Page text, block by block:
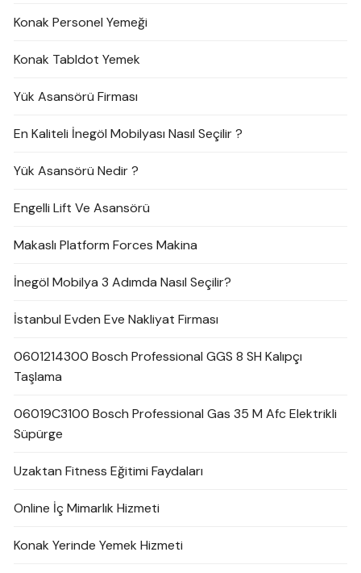
Konak Personel Yemeği
Konak Tabldot Yemek
Yük Asansörü Firması
En Kaliteli İnegöl Mobilyası Nasıl Seçilir ?
Yük Asansörü Nedir ?
Engelli Lift Ve Asansörü
Makaslı Platform Forces Makina
İnegöl Mobilya 3 Adımda Nasıl Seçilir?
İstanbul Evden Eve Nakliyat Firması
0601214300 Bosch Professional GGS 8 SH Kalıpçı
Taşlama
06019C3100 Bosch Professional Gas 35 M Afc Elektrikli
Süpürge
Uzaktan Fitness Eğitimi Faydaları
Online İç Mimarlık Hizmeti
Konak Yerinde Yemek Hizmeti